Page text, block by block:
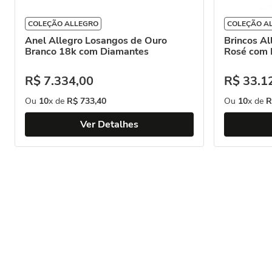
COLEÇÃO ALLEGRO
Anel Allegro Losangos de Ouro
Branco 18k com Diamantes
R$ 7.334,00
Ou 10x de R$ 733,40
Ver Detalhes
COLEÇÃO
Brincos
Rosé
R$ 33.
Ou 10x de